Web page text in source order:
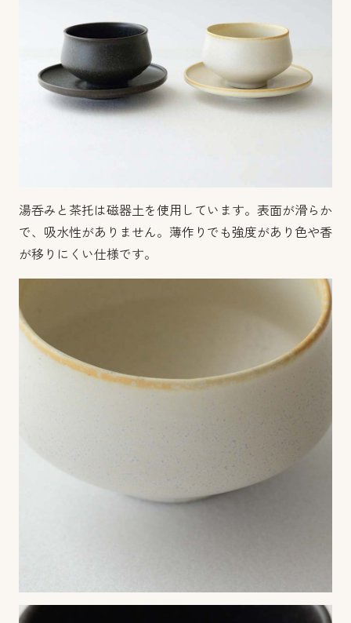
湯呑みと茶托は磁器土を使用しています。表面が滑らか
で、吸水性がありません。薄作りでも強度があり色や香
が移りにくい仕様です。